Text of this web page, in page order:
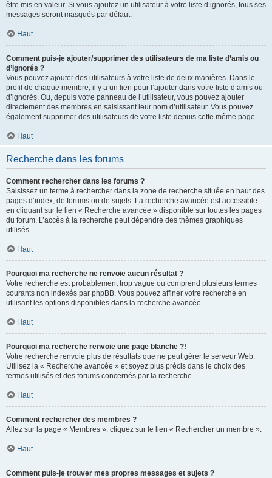
être mis en valeur. Si vous ajoutez un utilisateur à votre liste d’ignorés, tous ses
messages seront masqués par défaut.
Haut
Comment puis-je ajouter/supprimer des utilisateurs de ma liste d’amis ou
d’ignorés ?
Vous pouvez ajouter des utilisateurs à votre liste de deux manières. Dans le
profil de chaque membre, il y a un lien pour l’ajouter dans votre liste d’amis ou
d’ignorés. Ou, depuis votre panneau de l’utilisateur, vous pouvez ajouter
directement des membres en saisissant leur nom d’utilisateur. Vous pouvez
également supprimer des utilisateurs de votre liste depuis cette même page.
Haut
Recherche dans les forums
Comment rechercher dans les forums ?
Saisissez un terme à rechercher dans la zone de recherche située en haut des
pages d’index, de forums ou de sujets. La recherche avancée est accessible
en cliquant sur le lien « Recherche avancée » disponible sur toutes les pages
du forum. L’accès à la recherche peut dépendre des thèmes graphiques
utilisés.
Haut
Pourquoi ma recherche ne renvoie aucun résultat ?
Votre recherche est probablement trop vague ou comprend plusieurs termes
courants non indexés par phpBB. Vous pouvez affiner votre recherche en
utilisant les options disponibles dans la recherche avancée.
Haut
Pourquoi ma recherche renvoie une page blanche ?!
Votre recherche renvoie plus de résultats que ne peut gérer le serveur Web.
Utilisez la « Recherche avancée » et soyez plus précis dans le choix des
termes utilisés et des forums concernés par la recherche.
Haut
Comment rechercher des membres ?
Allez sur la page « Membres », cliquez sur le lien « Rechercher un membre ».
Haut
Comment puis-je trouver mes propres messages et sujets ?